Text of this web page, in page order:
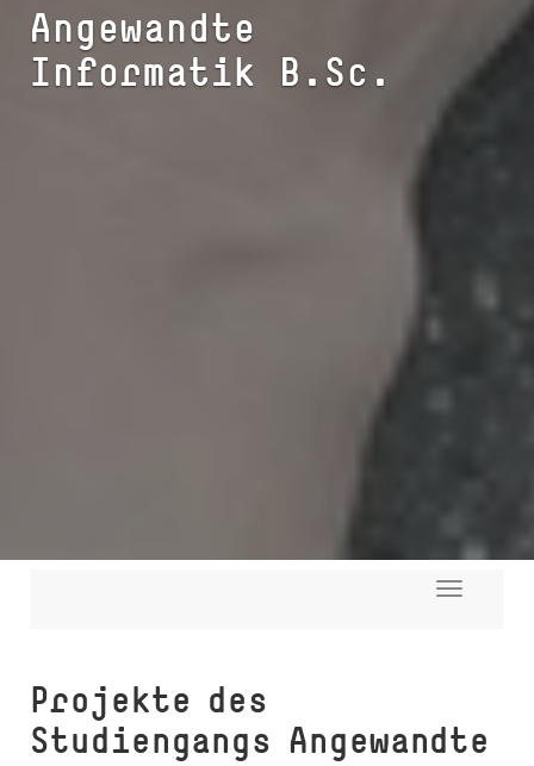
An­ge­wand­te
Informatik B.Sc.
Toggle
Projekte des
Studiengangs An­ge­wand­te